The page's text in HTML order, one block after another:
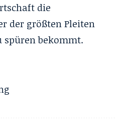
die
der größten Pleiten
spüren bekommt.